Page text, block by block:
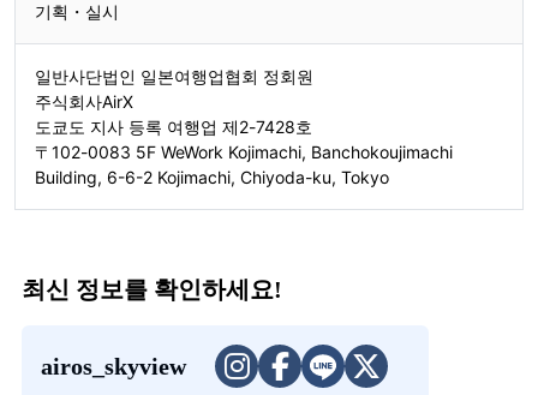
기획・실시
일반사단법인 일본여행업협회 정회원
주식회사AirX
도쿄도 지사 등록 여행업 제2-7428호
〒102-0083 5F WeWork Kojimachi, Banchokoujimachi
Building, 6-6-2 Kojimachi, Chiyoda-ku, Tokyo
최신 정보를 확인하세요!
airos_skyview